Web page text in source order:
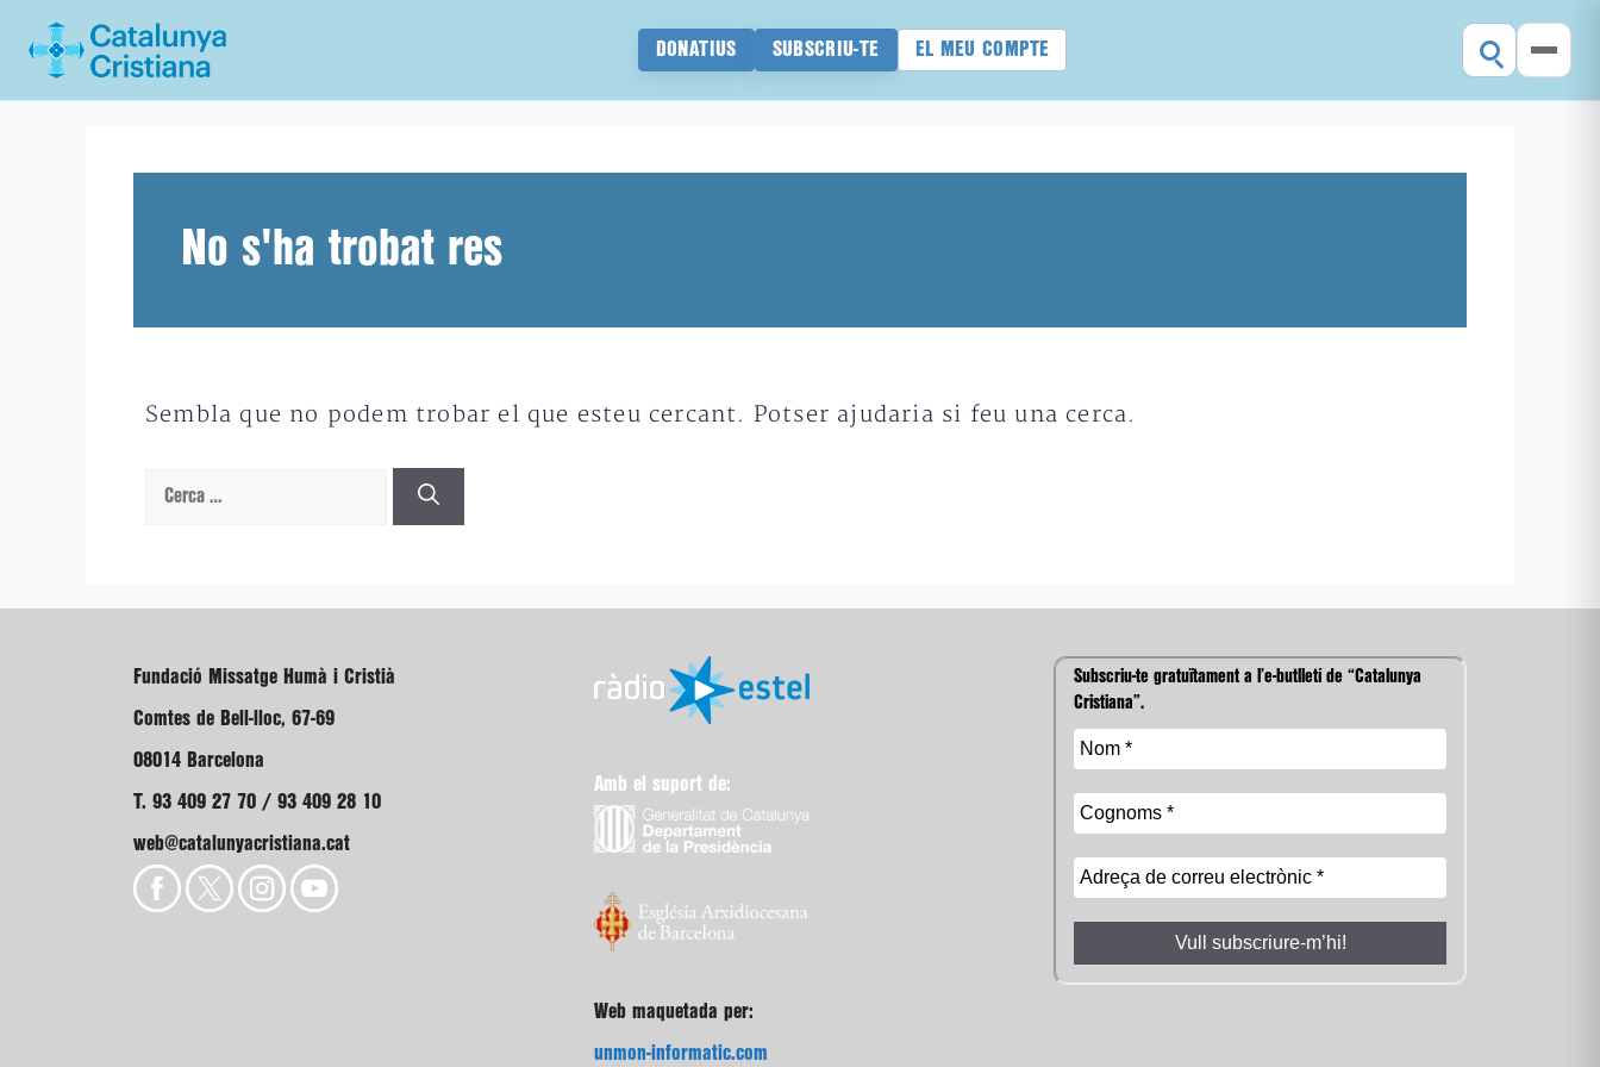
DONATIUS SUBSCRIU-TE EL MEU COMPTE
No s'ha trobat res
Sembla que no podem trobar el que esteu cercant. Potser ajudaria si feu una cerca.
Cerca:
Fundació Missatge Humà i Cristià
Comtes de Bell-lloc, 67-69
08014 Barcelona
T. 93 409 27 70 / 93 409 28 10
web@catalunyacristiana.cat
Amb el suport de:
Web maquetada per:
unmon-informatic.com
Subscriu-te gratuïtament a l’e-butlletí de “Catalunya
Cristiana”.